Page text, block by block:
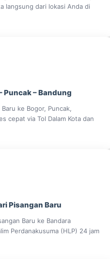
langsung dari lokasi Anda di
Puncak – Bandung
ke Bogor, Puncak,
cepat via Tol Dalam Kota dan
Pisangan Baru
Baru ke Bandara
Perdanakusuma (HLP) 24 jam